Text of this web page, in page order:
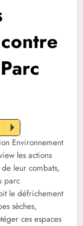
P
Environnement
les actions
leur combats,
parc
le défrichement
sèches,
ces espaces